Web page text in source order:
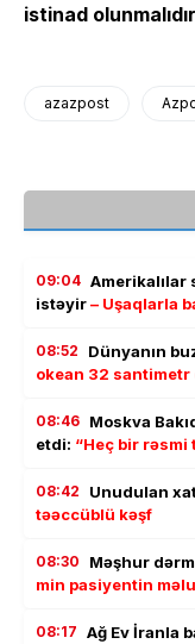
istinad olunmalıdır
azazpost
09:04 Amerikalılar
istəyir– Uşaqlarla
08:52 Dünyanın
okean 32 santimetr
08:46 Moskva
etdi: “Heç bir rəsmi
08:42 Unudulan
təəccüblü kəşf
08:30 Məşhur
min pasiyentin
08:17 Ağ Ev İranla